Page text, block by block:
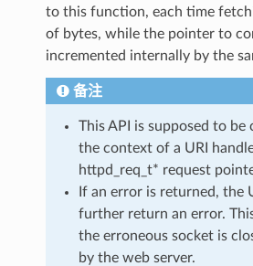
to this function, each time
of bytes, while the pointer to
incremented internally by the
备注
This API is supposed to
the context of a URI
httpd_req_t* request
If an error is returned, the
further return an error.
the erroneous socket is
by the web server.